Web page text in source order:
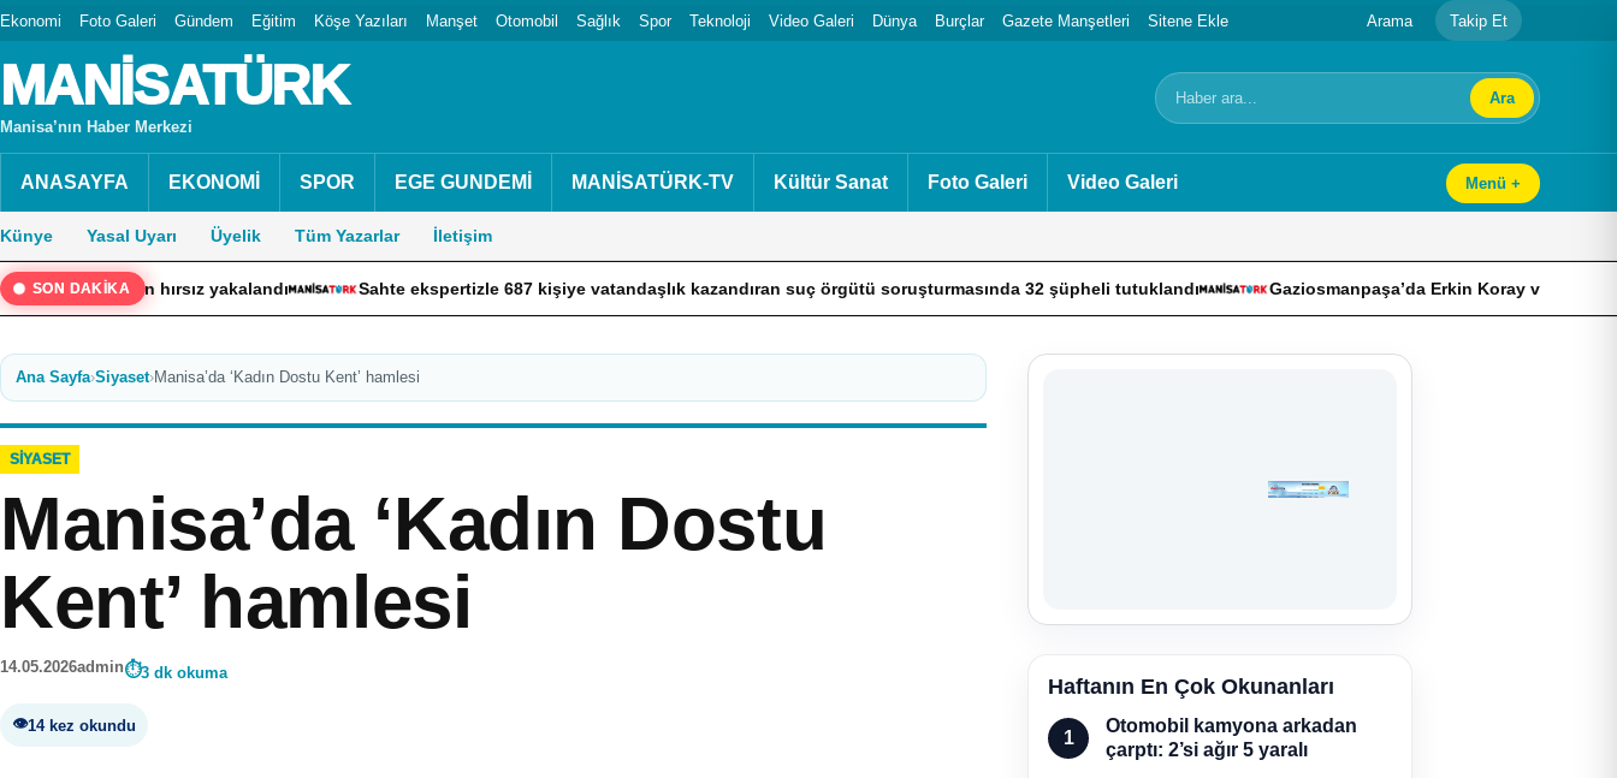
Ekonomi Foto Galeri Gündem Eğitim Köşe Yazıları Manşet Otomobil Sağlık Spor Teknoloji Video Galeri Dünya Burçlar Gazete Manşetleri Sitene Ekle Arama Takip Et
MANİSATÜRK
Manisa’nın Haber Merkezi
Arama Ara
ANASAYFA EKONOMİ SPOR EGE GUNDEMİ MANİSATÜRK-TV Kültür Sanat Foto Galeri Video Galeri Menü +
Künye Yasal Uyarı Üyelik Tüm Yazarlar İletişim
SON DAKİKA
hırsız yakalandı Sahte ekspertizle 687 kişiye vatandaşlık kazandıran suç örgütü soruşturmasında 32 şüpheli tutuklandı Gaziosmanpaşa’da Erkin Koray vefatının üçüncü
Ana Sayfa›Siyaset›Manisa’da ‘Kadın Dostu Kent’ hamlesi
SIYASET
Manisa’da ‘Kadın Dostu
Kent’ hamlesi
14.05.2026admin 3 dk okuma
14 kez okundu
Haftanın En Çok Okunanları
1
Otomobil kamyona arkadan
çarptı: 2’si ağır 5 yaralı